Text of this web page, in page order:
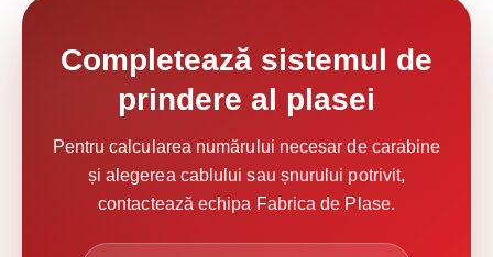
Completează sistemul de
prindere al plasei
Pentru calcularea numărului necesar de carabine
și alegerea cablului sau șnurului potrivit,
contactează echipa Fabrica de Plase.